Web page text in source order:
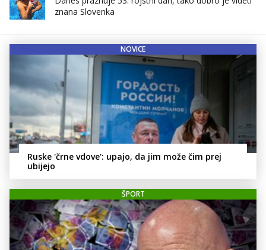
znana Slovenka
NOVICE
Ruske 'črne vdove': upajo, da jim može čim prej
ubijejo
ŠPORT